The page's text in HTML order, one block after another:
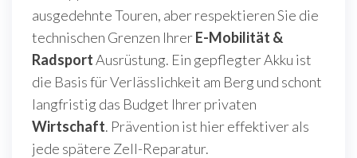
ausgedehnte Touren, aber respektieren Sie die
technischen Grenzen IhrerE-Mobilität &
RadsportAusrüstung. Ein gepflegter Akku ist
die Basis für Verlässlichkeit am Berg und schont
langfristig das Budget Ihrer privaten
Wirtschaft. Prävention ist hier effektiver als
jede spätere Zell-Reparatur.